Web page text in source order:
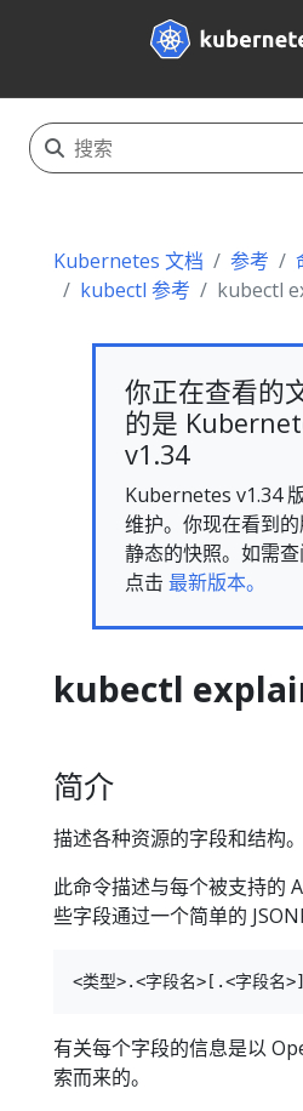
Kubernetes 文档 参考
kubectl 参考
kubectl
你正在查看的
的是
v1.34
Kubernetes v1.34
维护。你现在看到
静态的快照。如需
点击 最新版本。
kubectl
简介
描述各种资源的字段和结构。
此命令描述与每个被支持的
些字段通过一个简单的
有关每个字段的信息是以
索而来的。